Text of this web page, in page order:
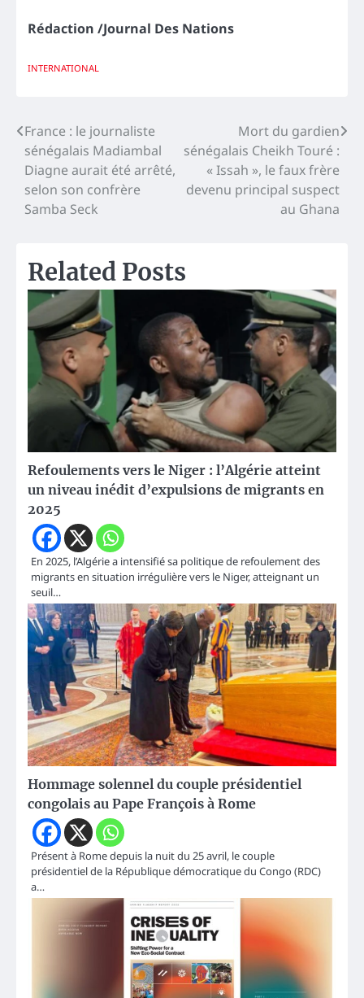
Rédaction /Journal Des Nations
INTERNATIONAL
Navigation
de
l’article
France : le journaliste
sénégalais Madiambal
Diagne aurait été arrêté,
selon son confrère
Samba Seck
Mort du gardien
sénégalais Cheikh Touré :
« Issah », le faux frère
devenu principal suspect
au Ghana
Related Posts
Refoulements vers le Niger : l’Algérie atteint
un niveau inédit d’expulsions de migrants en
2025
En 2025, l’Algérie a intensifié sa politique de refoulement des
migrants en situation irrégulière vers le Niger, atteignant un
seuil…
Hommage solennel du couple présidentiel
congolais au Pape François à Rome
Présent à Rome depuis la nuit du 25 avril, le couple
présidentiel de la République démocratique du Congo (RDC)
a…